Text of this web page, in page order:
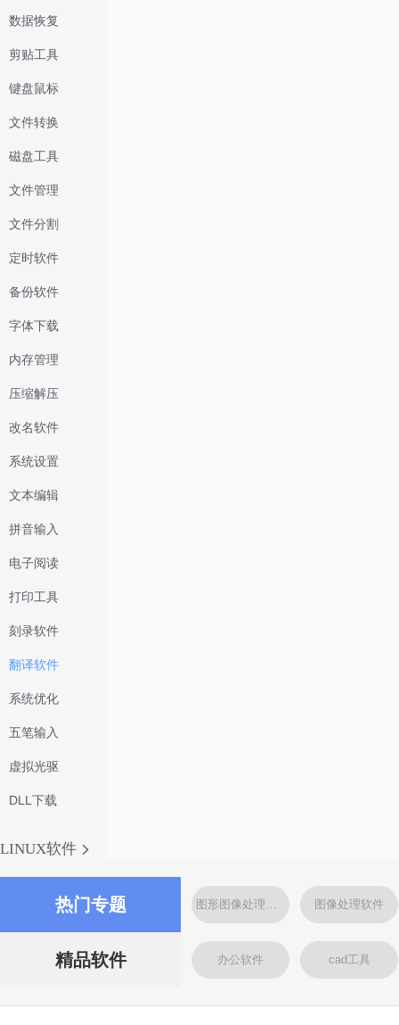
数据恢复
剪贴工具
键盘鼠标
文件转换
磁盘工具
文件管理
文件分割
定时软件
备份软件
字体下载
内存管理
压缩解压
改名软件
系统设置
文本编辑
拼音输入
电子阅读
打印工具
刻录软件
翻译软件
系统优化
五笔输入
虚拟光驱
DLL下载
LINUX软件
热门专题
精品软件
图形图像处理软件 图像处理软件
办公软件 cad工具